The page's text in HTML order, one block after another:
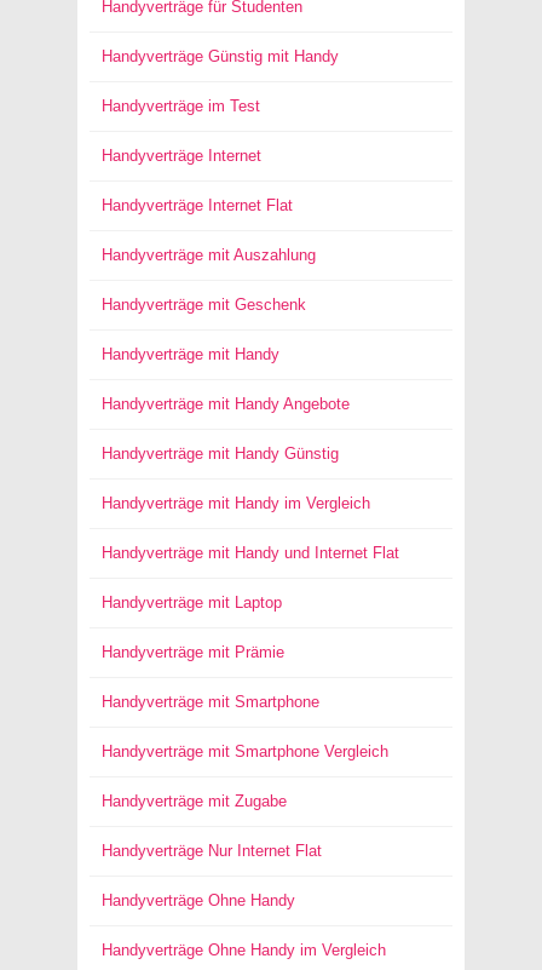
Handyverträge für Studenten
Handyverträge Günstig mit Handy
Handyverträge im Test
Handyverträge Internet
Handyverträge Internet Flat
Handyverträge mit Auszahlung
Handyverträge mit Geschenk
Handyverträge mit Handy
Handyverträge mit Handy Angebote
Handyverträge mit Handy Günstig
Handyverträge mit Handy im Vergleich
Handyverträge mit Handy und Internet Flat
Handyverträge mit Laptop
Handyverträge mit Prämie
Handyverträge mit Smartphone
Handyverträge mit Smartphone Vergleich
Handyverträge mit Zugabe
Handyverträge Nur Internet Flat
Handyverträge Ohne Handy
Handyverträge Ohne Handy im Vergleich